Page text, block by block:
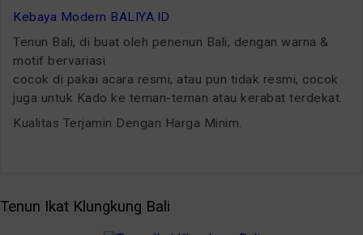
Kebaya Modern BALIYA.ID
Tenun Bali, di buat oleh penenun Bali, dengan warna &
motif bervariasi
cocok di pakai acara resmi, atau pun tidak resmi, cocok
juga untuk Kado ke teman-teman atau kerabat terdekat.
Kualitas Terjamin Dengan Harga Minim.
Tenun Ikat Klungkung Bali